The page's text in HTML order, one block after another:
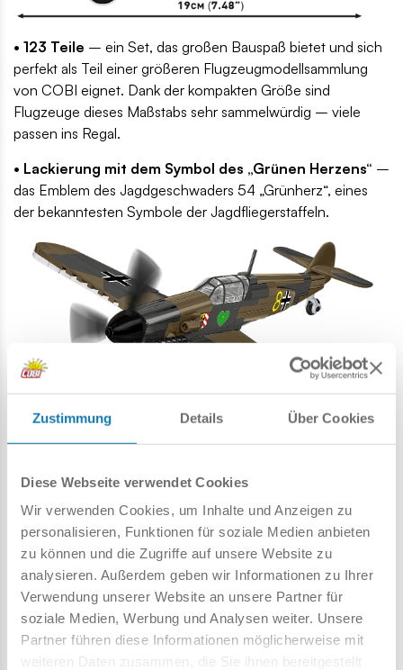
Zustimmung Details Über Cookies
Diese Webseite verwendet Cookies
Wir verwenden Cookies, um Inhalte und Anzeigen zu
personalisieren, Funktionen für soziale Medien anbieten
zu können und die Zugriffe auf unsere Website zu
analysieren. Außerdem geben wir Informationen zu Ihrer
Verwendung unserer Website an unsere Partner für
soziale Medien, Werbung und Analysen weiter. Unsere
Partner führen diese Informationen möglicherweise mit
weiteren Daten zusammen, die Sie ihnen bereitgestellt
• 123 Teile – ein Set, das großen Bauspaß bietet und sich
perfekt als Teil einer größeren Flugzeugmodellsammlung
von COBI eignet. Dank der kompakten Größe sind
Flugzeuge dieses Maßstabs sehr sammelwürdig – viele
passen ins Regal.
• Lackierung mit dem Symbol des „Grünen Herzens“ –
das Emblem des Jagdgeschwaders 54 „Grünherz“, eines
der bekanntesten Symbole der Jagdfliegerstaffeln.
Gummireifen, ein beweglicher Propeller und Querruder
erhöhen den Realismus beim Ausstellen des Modells und
seine Attraktivität beim Spielen.